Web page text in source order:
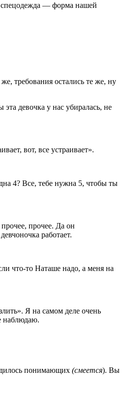
спецодежда — форма нашей
требования остались те же, ну
девочка у нас убиралась, не
вот, все устраивает».
4? Все, тебе нужна 5, чтобы ты
прочее. Да он
работает.
что-то Наташе надо, а меня на
Я на самом деле очень
наблюдаю.
понимающих (смеется). Вы